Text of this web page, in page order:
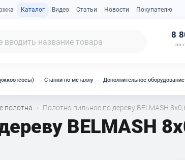
Каталог Видео Статьи Новости Покупателю
8
пн-
Станки по металлу Дополнительное оборудование
полотна · Полотно пильное по дереву BELMASH
BELMASH